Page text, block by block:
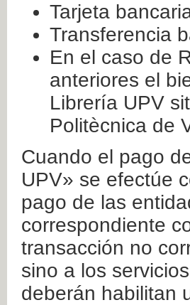
Tarjeta
Transferencia
En el caso de
anteriores el
Librería UPV
Politècnica de
Cuando el pago
UPV» se efectúe
pago de las
correspondiente
transacción no
sino a los
deberán habilitan